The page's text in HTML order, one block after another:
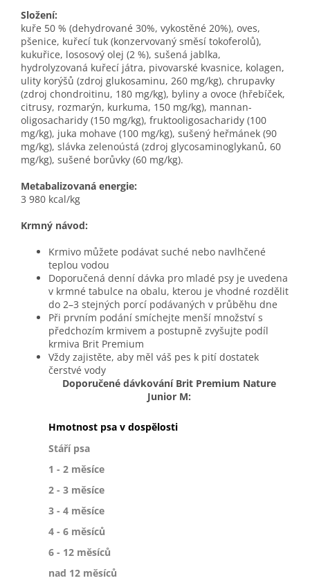
Složení:
kuře 50 % (dehydrované 30%, vykostěné 20%), oves,
pšenice, kuřecí tuk (konzervovaný směsí tokoferolů),
kukuřice, lososový olej (2 %), sušená jablka,
hydrolyzovaná kuřecí játra, pivovarské kvasnice, kolagen,
ulity korýšů (zdroj glukosaminu, 260 mg/kg), chrupavky
(zdroj chondroitinu, 180 mg/kg), byliny a ovoce (hřebíček,
citrusy, rozmarýn, kurkuma, 150 mg/kg), mannan-
oligosacharidy (150 mg/kg), fruktooligosacharidy (100
mg/kg), juka mohave (100 mg/kg), sušený heřmánek (90
mg/kg), slávka zelenoústá (zdroj glycosaminoglykanů, 60
mg/kg), sušené borůvky (60 mg/kg).
Metabalizovaná energie:
3 980 kcal/kg
Krmný návod:
Krmivo můžete podávat suché nebo navlhčené
teplou vodou
Doporučená denní dávka pro mladé psy je uvedena
v krmné tabulce na obalu, kterou je vhodné rozdělit
do 2–3 stejných porcí podávaných v průběhu dne
Při prvním podání smíchejte menší množství s
předchozím krmivem a postupně zvyšujte podíl
krmiva Brit Premium
Vždy zajistěte, aby měl váš pes k pití dostatek
čerstvé vody
Doporučené dávkování Brit Premium Nature
Junior M:
Hmotnost psa v dospělosti
Stáří psa
1 - 2 měsíce
2 - 3 měsíce
3 - 4 měsíce
4 - 6 měsíců
6 - 12 měsíců
nad 12 měsíců